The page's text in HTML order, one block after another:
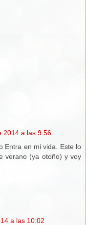
2014 a las 9:56
Entra en mi vida. Este lo
verano (ya otoño) y voy
a las 10:02